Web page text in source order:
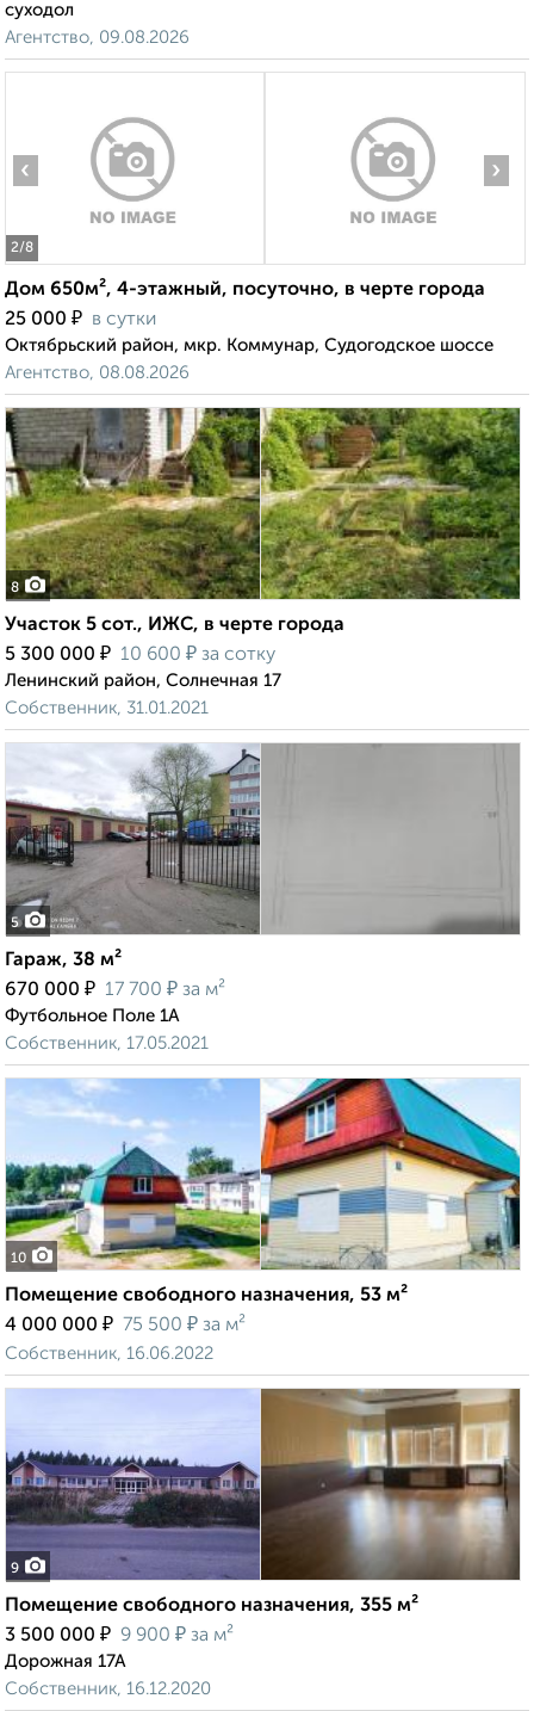
суходол
Агентство, 09.08.2026
2/8
‹ ›
Дом 650м², 4-этажный, посуточно, в черте города
25 000 ₽ в сутки
Октябрьский район, мкр. Коммунар, Судогодское шоссе
Агентство, 08.08.2026
8
Участок 5 сот., ИЖС, в черте города
5 300 000 ₽ 10 600 ₽ за сотку
Ленинский район, Солнечная 17
Собственник, 31.01.2021
5
Гараж, 38 м²
670 000 ₽ 17 700 ₽ за м²
Футбольное Поле 1А
Собственник, 17.05.2021
10
Помещение свободного назначения, 53 м²
4 000 000 ₽ 75 500 ₽ за м²
Собственник, 16.06.2022
9
Помещение свободного назначения, 355 м²
3 500 000 ₽ 9 900 ₽ за м²
Дорожная 17А
Собственник, 16.12.2020